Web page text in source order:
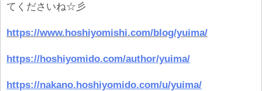
てくださいね☆ 彡
https://www.hoshiyomishi.com/blog/yuima/
https://hoshiyomido.com/author/yuima/
https://nakano.hoshiyomido.com/u/yuima/